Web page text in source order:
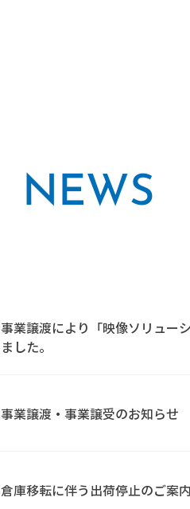
事業譲渡により「映像ソリュー
ました。
事業譲渡・事業譲受のお知らせ
倉庫移転に伴う出荷停止のご案
NEWS